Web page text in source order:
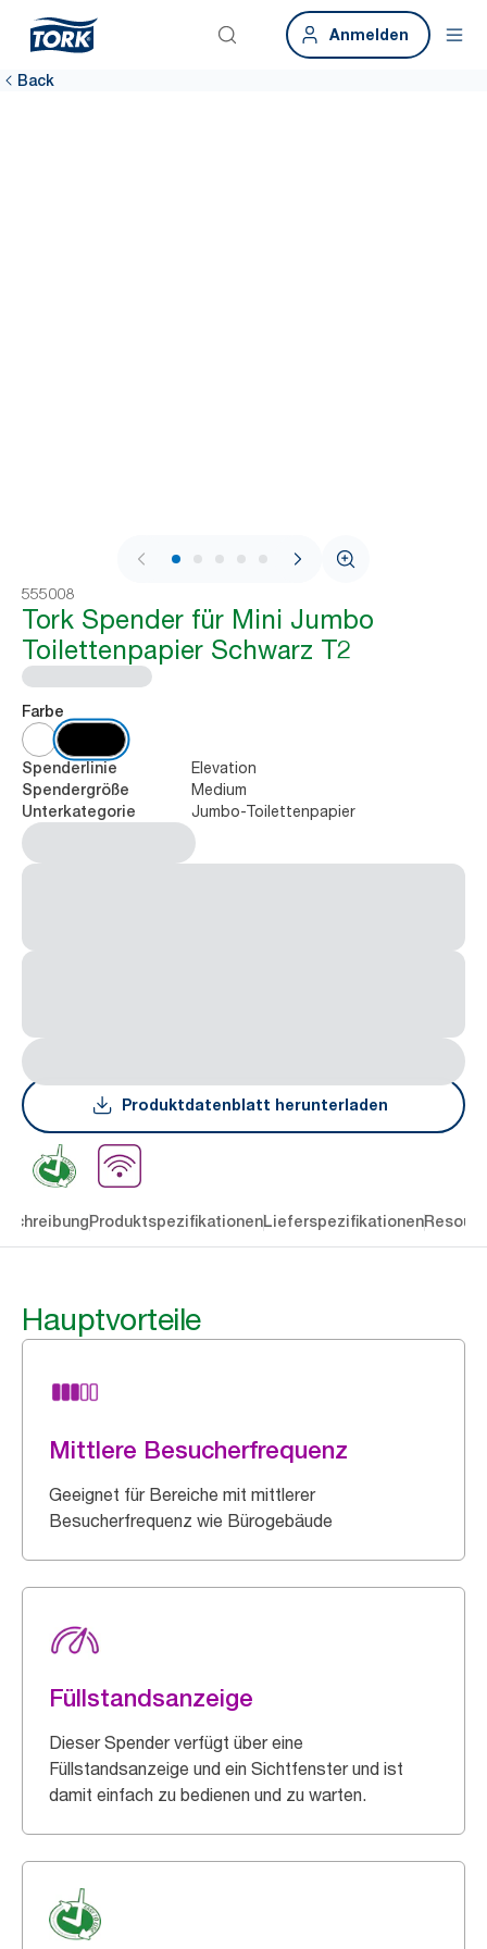
Anmelden
Back
1 / 10
555008
Tork Spender für Mini Jumbo
Toilettenpapier Schwarz T2
Farbe
Spenderlinie Elevation
Spendergröße Medium
Unterkategorie Jumbo-Toilettenpapier
Produktdatenblatt herunterladen
ProduktspezifikationenLieferspezifikationen
Hauptvorteile
Mittlere Besucherfrequenz
Geeignet für Bereiche mit mittlerer
Besucherfrequenz wie Bürogebäude
Füllstandsanzeige
Dieser Spender verfügt über eine
Füllstandsanzeige und ein Sichtfenster und ist
damit einfach zu bedienen und zu warten.